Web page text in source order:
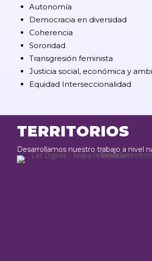
Autonomía
Democracia en diversidad
Coherencia
Sororidad
Transgresión feminista
Justicia social, económica y
Equidad Interseccionalidad
TERRITORIOS
Desarrollamos nuestro trabajo a nivel